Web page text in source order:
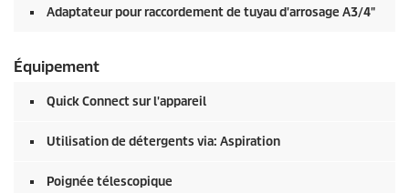
Adaptateur pour raccordement de tuyau d'arrosage A3/4"
Équipement
Quick Connectsur l'appareil
Utilisation de détergents via: Aspiration
Poignée télescopique